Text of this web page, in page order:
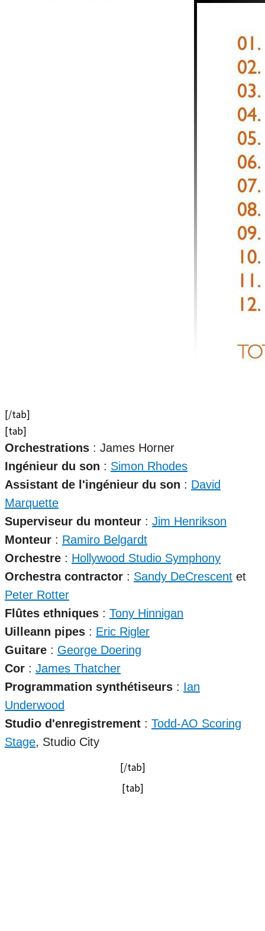
[/tab]
[tab]
Orchestrations : James Horner
Ingénieur du son : Simon Rhodes
Assistant de l'ingénieur du son : David
Marquette
Superviseur du monteur : Jim Henrikson
Monteur : Ramiro Belgardt
Orchestre : Hollywood Studio Symphony
Orchestra contractor : Sandy DeCrescent et
Peter Rotter
Flûtes ethniques : Tony Hinnigan
Uilleann pipes : Eric Rigler
Guitare : George Doering
Cor : James Thatcher
Programmation synthétiseurs : Ian
Underwood
Studio d'enregistrement : Todd-AO Scoring
Stage, Studio City
[/tab]
[tab]